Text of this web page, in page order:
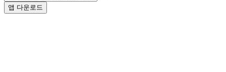
앱 다운로드